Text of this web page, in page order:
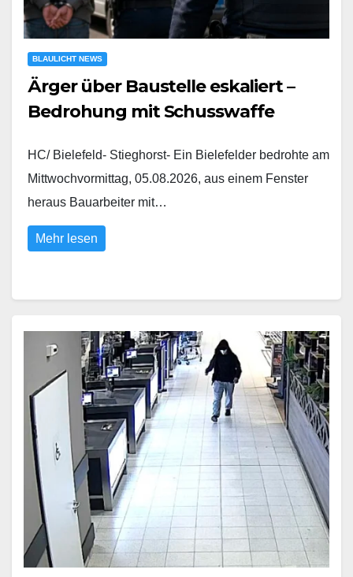
BLAULICHT NEWS
Ärger über Baustelle eskaliert –
Bedrohung mit Schusswaffe
HC/ Bielefeld- Stieghorst- Ein Bielefelder bedrohte am
Mittwochvormittag, 05.08.2026, aus einem Fenster
heraus Bauarbeiter mit…
Mehr lesen